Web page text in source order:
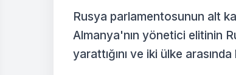
Rusya parlamentosunun alt
Almanya'nın yönetici elitinin
yarattığını ve iki ülke arasında